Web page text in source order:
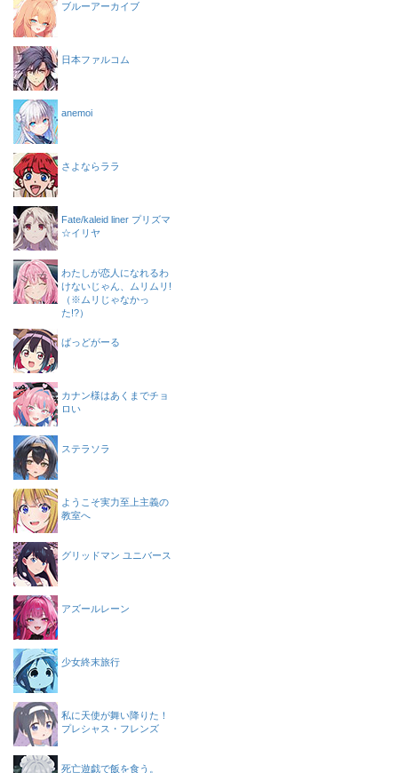
ブルーアーカイブ
日本ファルコム
anemoi
さよならララ
Fate/kaleid liner プリズマ
☆イリヤ
わたしが恋人になれるわ
けないじゃん、ムリムリ!
（※ムリじゃなかっ
た!?）
ばっどがーる
カナン様はあくまでチョ
ロい
ステラソラ
ようこそ実力至上主義の
教室へ
グリッドマン ユニバース
アズールレーン
少女終末旅行
私に天使が舞い降りた！
プレシャス・フレンズ
死亡遊戯で飯を食う。